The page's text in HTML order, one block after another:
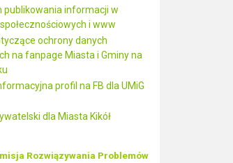
publikowania informacji w
i www
ochrony danych
na fanpage Miasta i Gminy na
profil na FB dla UMiG
dla Miasta Kikół
Rozwiązywania Problemów